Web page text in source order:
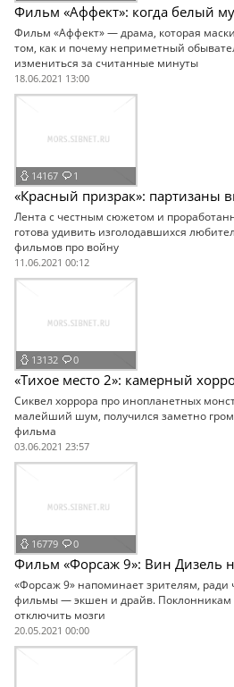
Фильм «Аффект»: когда белый
Фильм «Аффект» — драма, которая
том, как и почему неприметный
измениться за считанные минуты
18.06.2021 13:00
14167 1
«Красный призрак»: партизаны
Лента с честным сюжетом и
готова удивить изголодавшихся
фильмов про войну
11.06.2021 00:12
13132 0
«Тихое место 2»: камерный
Сиквел хоррора про инопланетных
малейший шум, получился заметно
фильма
03.06.2021 23:57
16779 0
Фильм «Форсаж 9»: Вин Дизель
«Форсаж 9» напоминает зрителям, ради
фильмы — экшен и драйв. Поклонникам
отключить мозги
20.05.2021 00:00